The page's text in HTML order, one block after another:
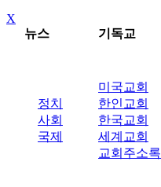
X
뉴스
기독교
정치
사회
국제
미국교회
한인교회
한국교회
세계교회
교회주소록